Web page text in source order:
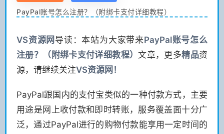
PayPal账号怎么注册？（附绑卡支付详细教程）
VS资源网 导读：本站为大家带来PayPal账号怎么
注册？（附绑卡支付详细教程）文章，更多精品资
源，请继续关注VS资源网！
PayPal跟国内的支付宝类似的一种付款方式，主要
用途是网上收付款和即时转账，服务覆盖面十分广
泛，通过PayPal进行的购物付款能享用一定时间的